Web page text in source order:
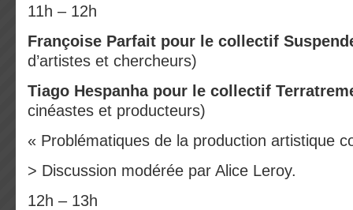
11h – 12h
Françoise Parfait pour le collectif
d’artistes et chercheurs)
Tiago Hespanha pour le collectif
cinéastes et producteurs)
« Problématiques de la production artistique
> Discussion modérée par Alice Leroy.
12h – 13h